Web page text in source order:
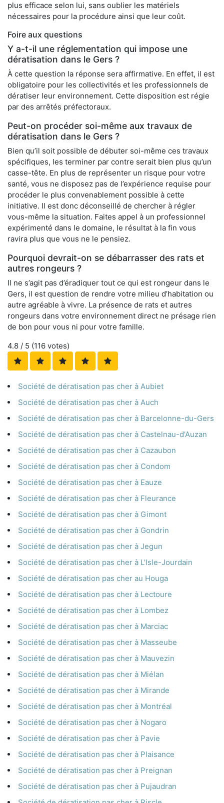
plus efficace selon lui, sans oublier les matériels
nécessaires pour la procédure ainsi que leur coût.
Foire aux questions
Y a-t-il une réglementation qui impose une
dératisation dans le Gers ?
À cette question la réponse sera affirmative. En effet, il est
obligatoire pour les collectivités et les professionnels de
dératiser leur environnement. Cette disposition est régie
par des arrêtés préfectoraux.
Peut-on procéder soi-même aux travaux de
dératisation dans le Gers ?
Bien qu’il soit possible de débuter soi-même ces travaux
spécifiques, les terminer par contre serait bien plus qu’un
casse-tête. En plus de représenter un risque pour votre
santé, vous ne disposez pas de l’expérience requise pour
procéder le plus convenablement possible à cette
initiative. Il est donc déconseillé de chercher à régler
vous-même la situation. Faites appel à un professionnel
expérimenté dans le domaine, le résultat à la fin vous
ravira plus que vous ne le pensiez.
Pourquoi devrait-on se débarrasser des rats et
autres rongeurs ?
Il ne s’agit pas d’éradiquer tout ce qui est rongeur dans le
Gers, il est question de rendre votre milieu d’habitation ou
autre agréable à vivre. La présence de rats et autres
rongeurs dans votre environnement direct ne présage rien
de bon pour vous ni pour votre famille.
4.8 / 5 (116 votes)
Société de dératisation pas cher à Aubiet
Société de dératisation pas cher à Auch
Société de dératisation pas cher à Barcelonne-du-Gers
Société de dératisation pas cher à Castelnau-d'Auzan
Société de dératisation pas cher à Cazaubon
Société de dératisation pas cher à Condom
Société de dératisation pas cher à Eauze
Société de dératisation pas cher à Fleurance
Société de dératisation pas cher à Gimont
Société de dératisation pas cher à Gondrin
Société de dératisation pas cher à Jegun
Société de dératisation pas cher à L'Isle-Jourdain
Société de dératisation pas cher au Houga
Société de dératisation pas cher à Lectoure
Société de dératisation pas cher à Lombez
Société de dératisation pas cher à Marciac
Société de dératisation pas cher à Masseube
Société de dératisation pas cher à Mauvezin
Société de dératisation pas cher à Miélan
Société de dératisation pas cher à Mirande
Société de dératisation pas cher à Montréal
Société de dératisation pas cher à Nogaro
Société de dératisation pas cher à Pavie
Société de dératisation pas cher à Plaisance
Société de dératisation pas cher à Preignan
Société de dératisation pas cher à Pujaudran